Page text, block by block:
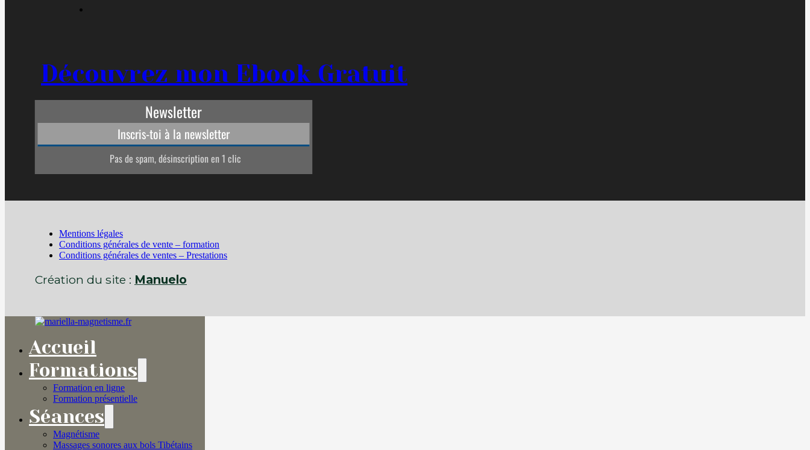
Découvrez mon Ebook Gratuit
Mentions légales
Conditions générales de vente – formation
Conditions générales de ventes – Prestations
Création du site : Manuelo
Accueil
Formations
Formation en ligne
Formation présentielle
Séances
Magnétisme
Massages sonores aux bols Tibétains